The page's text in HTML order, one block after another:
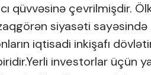
qüvvəsinə çevrilmişdir.
siyasəti
iqtisadi inkişafı
investorlar üçün